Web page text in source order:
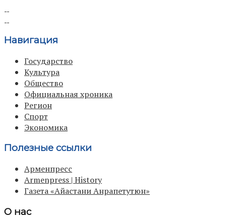
Навигация
Государство
Культура
Общество
Официальная хроника
Регион
Спорт
Экономика
Полезные ссылки
Арменпресс
Armenpress | History
Газета «Айастани Анрапетутюн»
О нас